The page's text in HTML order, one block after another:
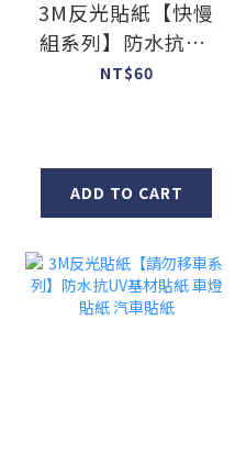
3M反光貼紙【快慢
組系列】防水抗UV
基材貼紙 車燈貼紙
NT$60
ADD TO CART